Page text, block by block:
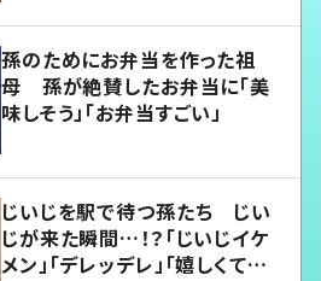
孫のためにお弁当を作った祖
母 孫が絶賛したお弁当に「美
味しそう」「お弁当すごい」
じいじを駅で待つ孫たち じい
じが来た瞬間…！？「じいじイケ
メン」「デレッデレ」「嬉しくて可